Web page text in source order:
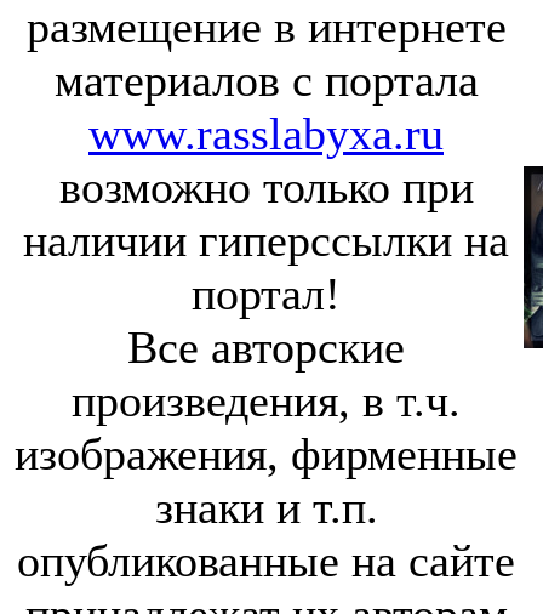
размещение в интернете
материалов с портала
www.rasslabyxa.ru
возможно только при
наличии гиперссылки на
портал!
Все авторские
произведения, в т.ч.
изображения, фирменные
знаки и т.п.
опубликованные на сайте